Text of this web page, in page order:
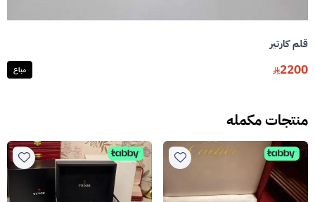
قلم كارتير
2200 مباع
منتجات مكمله